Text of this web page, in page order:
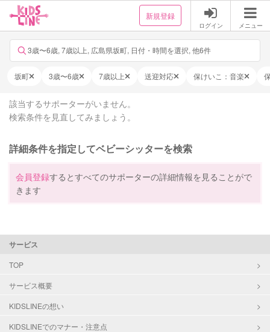
新規登録
ログイン メニュー
3歳〜6歳, 7歳以上, 広島県坂町, 日付・時間を選択, 他6件
坂町 3歳〜6歳 7歳以上 送迎対応 保けいこ：音楽
該当するサポーターがいません。
検索条件を見直してみましょう。
詳細条件を指定してベビーシッターを検索
会員登録するとすべてのサポーターの詳細情報を見ることがで
きます
サービス
TOP
サービス概要
KIDSLINEの想い
KIDSLINEでのマナー・注意点